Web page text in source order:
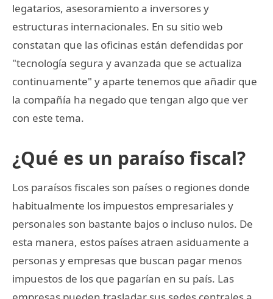
legatarios, asesoramiento a inversores y
estructuras internacionales. En su sitio web
constatan que las oficinas están defendidas por
"tecnología segura y avanzada que se actualiza
continuamente" y aparte tenemos que añadir que
la compañía ha negado que tengan algo que ver
con este tema.
¿Qué es un paraíso fiscal?
Los paraísos fiscales son países o regiones donde
habitualmente los impuestos empresariales y
personales son bastante bajos o incluso nulos. De
esta manera, estos países atraen asiduamente a
personas y empresas que buscan pagar menos
impuestos de los que pagarían en su país. Las